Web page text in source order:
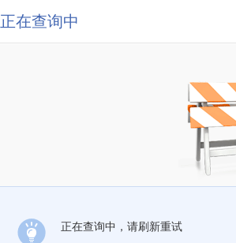
正在查询中
正在查询中，请刷新重试